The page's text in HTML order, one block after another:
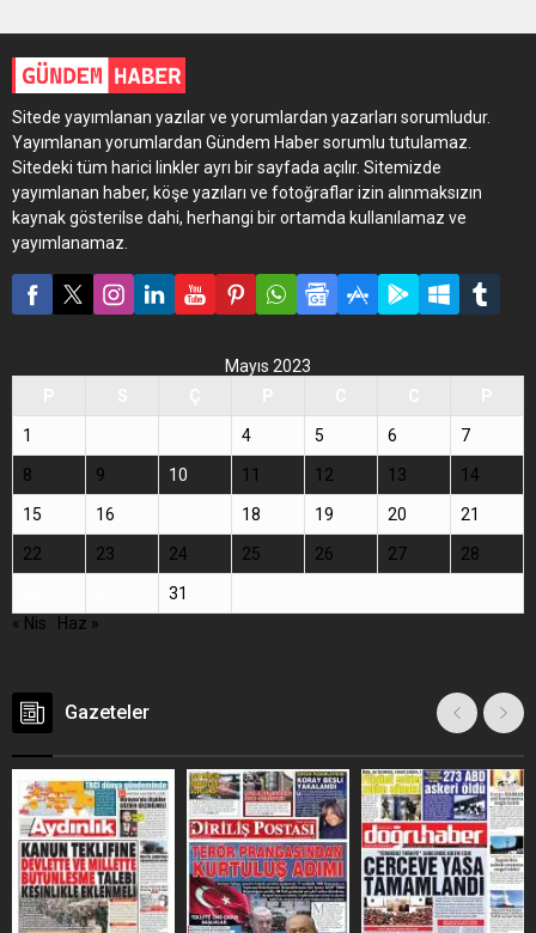
Sitede yayımlanan yazılar ve yorumlardan yazarları sorumludur.
Yayımlanan yorumlardan Gündem Haber sorumlu tutulamaz.
Sitedeki tüm harici linkler ayrı bir sayfada açılır. Sitemizde
yayımlanan haber, köşe yazıları ve fotoğraflar izin alınmaksızın
kaynak gösterilse dahi, herhangi bir ortamda kullanılamaz ve
yayımlanamaz.
Mayıs 2023
1 4 5 6 7
8 9 10 11 12 13 14
15 16 18 19 20 21
22 23 24 25 26 27 28
31
« Nis
Haz »
Gazeteler